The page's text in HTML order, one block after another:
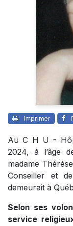
Imprimer
Au C H U -
2024, à l’âge
madame
Conseiller et
demeurait à
Selon ses
service